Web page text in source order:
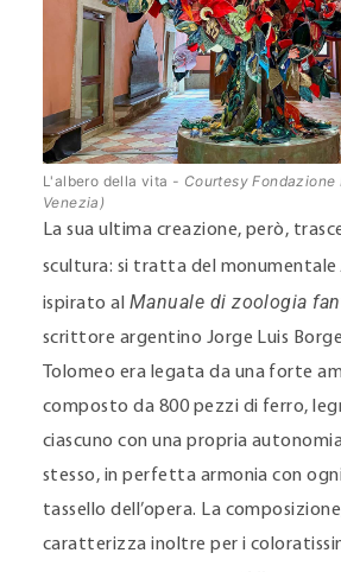
L'albero della vita - Courtesy
Venezia)
La sua ultima creazione, però,
scultura: si tratta del monumentale
ispirato al Manuale di zoologia
scrittore argentino Jorge Luis
Tolomeo era legata da una forte
composto da 800 pezzi di ferro,
ciascuno con una propria
stesso, in perfetta armonia con
tassello dell’opera. La
caratterizza inoltre per i